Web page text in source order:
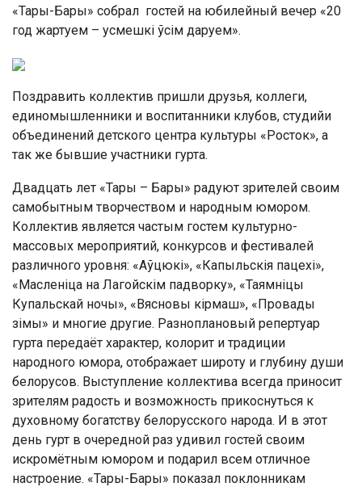
«Тары-Бары» собрал гостей на юбилейный вечер «20
год жартуем – усмешкі ўсім даруем».
Поздравить коллектив пришли друзья, коллеги,
единомышленники и воспитанники клубов, студийи
объединений детского центра культуры «Росток», а
так же бывшие участники гурта.
Двадцать лет «Тары – Бары» радуют зрителей своим
самобытным творчеством и народным юмором.
Коллектив является частым гостем культурно-
массовых мероприятий, конкурсов и фестивалей
различного уровня: «Аўцюкі», «Капыльскія пацехі»,
«Масленіца на Лагойскім падворку», «Таямніцы
Купальскай ночы», «Вясновы кірмаш», «Провады
зімы» и многие другие. Разноплановый репертуар
гурта передаёт характер, колорит и традиции
народного юмора, отображает широту и глубину души
белорусов. Выступление коллектива всегда приносит
зрителям радость и возможность прикоснуться к
духовному богатству белорусского народа. И в этот
день гурт в очередной раз удивил гостей своим
искромётным юмором и подарил всем отличное
настроение. «Тары-Бары» показал поклонникам